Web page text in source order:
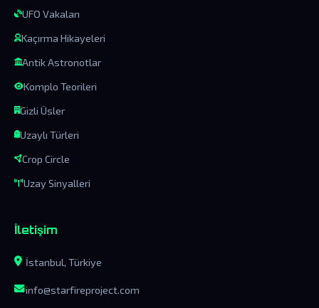
UFO Vakaları
Kaçırma Hikayeleri
Antik Astronotlar
Komplo Teorileri
Gizli Üsler
Uzaylı Türleri
Crop Circle
Uzay Sinyalleri
İletişim
İstanbul, Türkiye
info@starfireproject.com